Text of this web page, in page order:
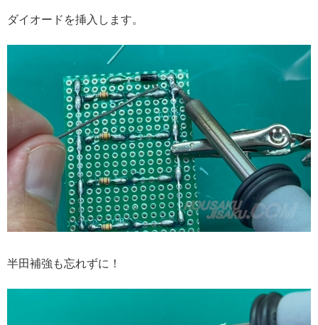
ダイオードを挿入します。
半田補強も忘れずに！